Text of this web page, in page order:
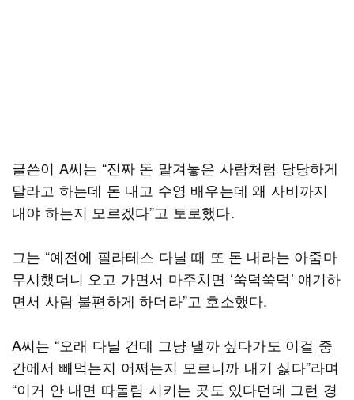
글쓴이 A씨는 “진짜 돈 맡겨놓은 사람처럼 당당하게
달라고 하는데 돈 내고 수영 배우는데 왜 사비까지
내야 하는지 모르겠다”고 토로했다.
그는 “예전에 필라테스 다닐 때 또 돈 내라는 아줌마
무시했더니 오고 가면서 마주치면 ‘쑥덕쑥덕’ 얘기하
면서 사람 불편하게 하더라”고 호소했다.
A씨는 “오래 다닐 건데 그냥 낼까 싶다가도 이걸 중
간에서 빼먹는지 어쩌는지 모르니까 내기 싫다”라며
“이거 안 내면 따돌림 시키는 곳도 있다던데 그런 경